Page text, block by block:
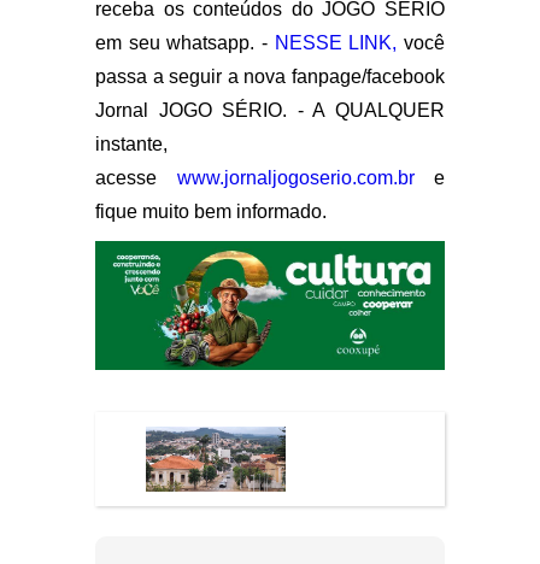
receba os conteúdos do JOGO SÉRIO
em seu whatsapp. - NESSE LINK, você
passa a seguir a nova fanpage/facebook
Jornal JOGO SÉRIO. - A QUALQUER
instante,
acesse www.jornaljogoserio.com.bre
fique muito bem informado.